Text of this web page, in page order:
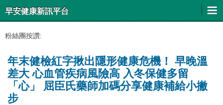
早安健康新訊平台
粉絲團按讚:
年末健檢紅字揪出隱形健康危機！ 早晚溫
差大 心血管疾病風險高 入冬保健多留
「心」 屈臣氏藥師加碼分享健康補給小撇
步